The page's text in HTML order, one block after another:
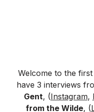
Welcome to the
have 3 interviews
Gent, (Instagram,
from the Wilde, (